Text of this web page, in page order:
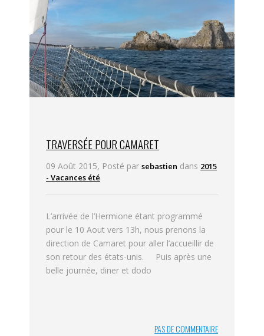
TRAVERSÉE POUR CAMARET
09 Août 2015, Posté par sebastien dans 2015
- Vacances été
L’arrivée de l’Hermione étant programmé
pour le 10 Aout vers 13h, nous prenons la
direction de Camaret pour aller l’accueillir de
son retour des états-unis. Puis après une
belle journée, diner et dodo
PAS DE COMMENTAIRE